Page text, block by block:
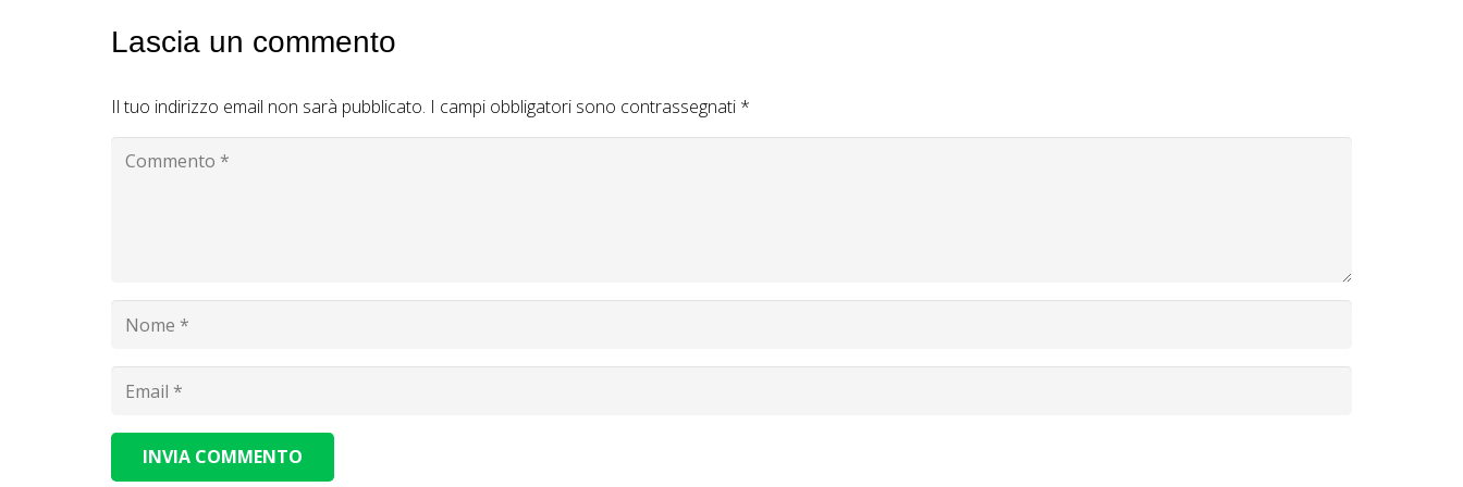
Lascia un commento
Il tuo indirizzo email non sarà pubblicato. I campi obbligatori sono contrassegnati *
INVIA COMMENTO